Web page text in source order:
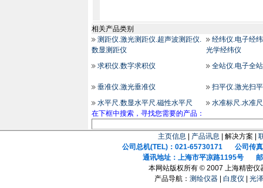
相关产品类别
测距仪.激光测距仪.超声波测距仪.
数显测距仪
经纬仪.电子经
光学经纬仪
求积仪.数字求积仪
全站仪.电子全
垂准仪.激光垂准仪
扫平仪.激光扫
水平尺.数显水平尺.磁性水平尺
水准标尺.水准尺
在下框中搜索，寻找您需要的产品：
主页信息 产品讯息 | 解决方案 |
公司总机(TEL)：021-65730171 公司传真
通讯地址：上海市平凉路1195号 邮
本网站版权所有 © 2007 上海精密仪
产品导航： 测绘仪器| 白度仪 光